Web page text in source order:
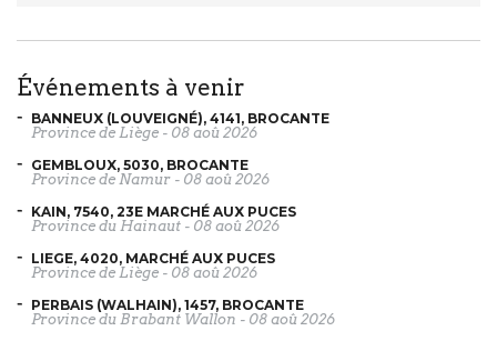
événements à venir
BANNEUX (LOUVEIGNÉ), 4141, BROCANTE
Province de Liège - 08 aoû 2026
GEMBLOUX, 5030, BROCANTE
Province de Namur - 08 aoû 2026
KAIN, 7540, 23E MARCHÉ AUX PUCES
Province du Hainaut - 08 aoû 2026
LIEGE, 4020, MARCHÉ AUX PUCES
Province de Liège - 08 aoû 2026
PERBAIS (WALHAIN), 1457, BROCANTE
Province du Brabant Wallon - 08 aoû 2026